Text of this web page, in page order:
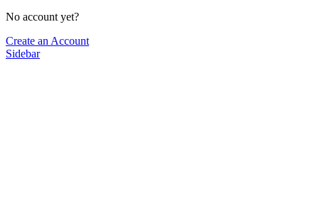
No account yet?
Create an Account
Sidebar